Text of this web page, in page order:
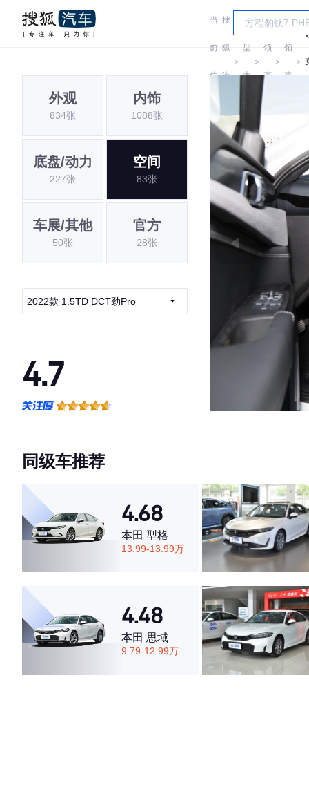
当
前
位
搜
狐
汽
＞
车
型
大
＞
领
克
＞
领
克
＞
外观
834张
内饰
1088张
底盘/动力
227张
空间
83张
车展/其他
50张
官方
28张
2022款 1.5TD DCT劲Pro
4.7
·空间表现一般，低于60%同级车
同级车推荐
4.68
本田 型格
13.99-13.99万
4.48
本田 思域
9.79-12.99万